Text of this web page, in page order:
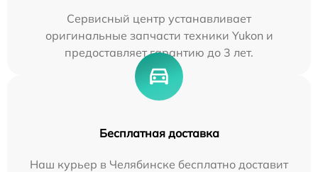
Сервисный центр устанавливает
оригинальные запчасти техники Yukon и
предоставляет гарантию до 3 лет.
Бесплатная доставка
Наш курьер в Челябинске бесплатно доставит